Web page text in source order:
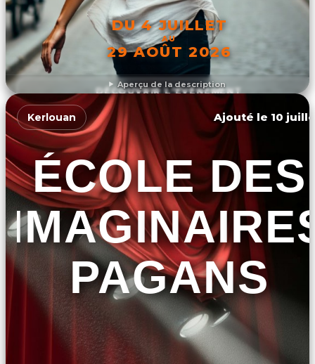
Aperçu de la description
DU 4 JUILLET
AU
29 AOÛT 2026
DÉCOUVRIR L'ÉVÉNEMENT
Kerlouan Ajouté le 10
ÉCOLE DES
PAGANS